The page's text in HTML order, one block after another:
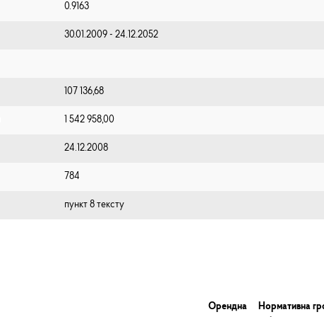
0.9163
30.01.2009 - 24.12.2052
107 136,68
1 542 958,00
24.12.2008
784
пункт 8 тексту
Орендна
Нормативна